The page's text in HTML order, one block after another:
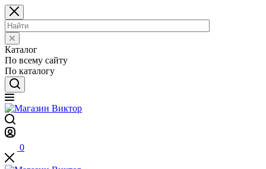
Каталог
По всему сайту
По каталогу
0